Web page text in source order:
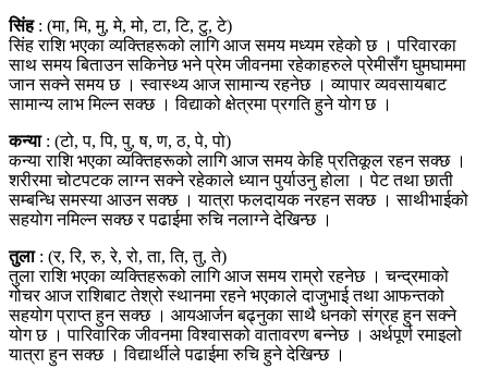
सिंह: (मा, मि, मु, मे, मो, टा, टि, टु, टे)
सिंह राशि भएका व्यक्तिहरूको लागि आज समय मध्यम रहेको छ । परिवारका
साथ समय बिताउन सकिनेछ भने प्रेम जीवनमा रहेकाहरुले प्रेमीसँग घुमघाममा
जान सक्ने समय छ । स्वास्थ्य आज सामान्य रहनेछ । व्यापार व्यवसायबाट
सामान्य लाभ मिल्न सक्छ । विद्याको क्षेत्रमा प्रगति हुने योग छ ।
कन्या: (टो, प, पि, पु, ष, ण, ठ, पे, पो)
कन्या राशि भएका व्यक्तिहरूको लागि आज समय केहि प्रतिकूल रहन सक्छ ।
शरीरमा चोटपटक लाग्न सक्ने रहेकाले ध्यान पुर्याउनु होला । पेट तथा छाती
सम्बन्धि समस्या आउन सक्छ । यात्रा फलदायक नरहन सक्छ । साथीभाईको
सहयोग नमिल्न सक्छ र पढाईमा रुचि नलाग्ने देखिन्छ ।
तुला: (र, रि, रु, रे, रो, ता, ति, तु, ते)
तुला राशि भएका व्यक्तिहरूको लागि आज समय राम्रो रहनेछ । चन्द्रमाको
गोचर आज राशिबाट तेश्रो स्थानमा रहने भएकाले दाजुभाई तथा आफन्तको
सहयोग प्राप्त हुन सक्छ । आयआर्जन बढ्नुका साथै धनको संग्रह हुन सक्ने
योग छ । पारिवारिक जीवनमा विश्वासको वातावरण बन्नेछ । अर्थपूर्ण रमाइलो
यात्रा हुन सक्छ । विद्यार्थीले पढाईमा रुचि हुने देखिन्छ ।